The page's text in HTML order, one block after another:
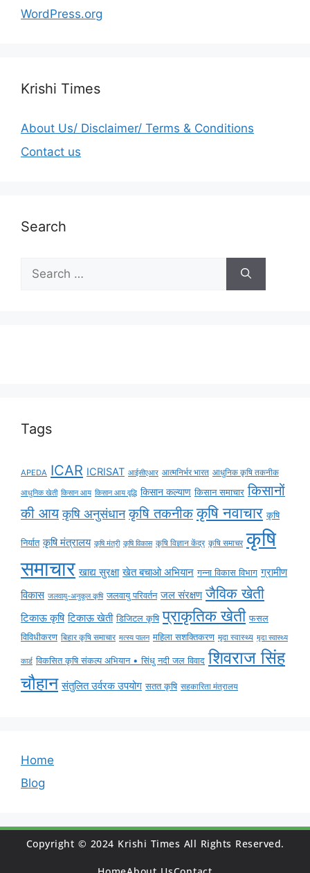
WordPress.org
Krishi Times
About Us/ Disclaimer/ Terms & Conditions
Contact us
Search
Tags
APEDA ICAR ICRISAT आईसीएआर आत्मनिर्भर भारत आधुनिक कृषि तकनीक
आधुनिक खेती किसान आय किसान आय वृद्धि किसान कल्याण किसान समाचार किसानों
की आय कृषि अनुसंधान कृषि तकनीक कृषि नवाचार कृषि
निर्यात कृषि मंत्रालय कृषि मंत्री कृषि विकास कृषि विज्ञान केंद्र कृषि समाचर कृषि
समाचार खाद्य सुरक्षा खेत बचाओ अभियान गन्ना विकास विभाग ग्रामीण
विकास जलवायु-अनुकूल कृषि जलवायु परिवर्तन जल संरक्षण जैविक खेती
टिकाऊ कृषि टिकाऊ खेती डिजिटल कृषि प्राकृतिक खेती फसल
विविधीकरण बिहार कृषि समाचार मत्स्य पालन महिला सशक्तिकरण मृदा स्वास्थ्य मृदा स्वास्थ्य
कार्ड विकसित कृषि संकल्प अभियान • सिंधु नदी जल विवाद शिवराज सिंह
चौहान संतुलित उर्वरक उपयोग सतत कृषि सहकारिता मंत्रालय
Home
Blog
Copyright © 2024 Krishi Times All Rights Reserved.